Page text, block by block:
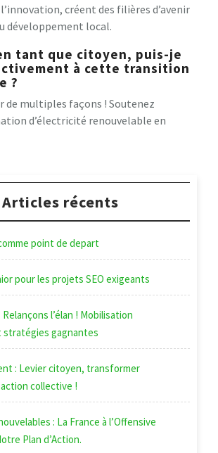
créent des filières d’avenir
développement local.
tant que citoyen, puis-je
à cette transition
?
de multiples façons ! Soutenez
d’électricité renouvelable en
Articles récents
point de depart
pour les projets SEO exigeants
l’élan ! Mobilisation
gagnantes
: Levier citoyen, transformer
collective !
: La France à l’Offensive
Plan d’Action.